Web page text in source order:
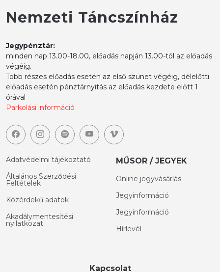
Nemzeti Táncszínház
Jegypénztár:
minden nap 13.00-18.00, előadás napján 13.00-tól az előadás
végéig.
Több részes előadás esetén az első szünet végéig, délelőtti
előadás esetén pénztárnyitás az előadás kezdete előtt 1
órával
Parkolási információ
Adatvédelmi tájékoztató
Általános Szerződési
Feltételek
Közérdekű adatok
Akadálymentesítési
nyilatkozat
MŰSOR / JEGYEK
Online jegyvásárlás
Jegyinformáció
Jegyinformáció
Hírlevél
Kapcsolat